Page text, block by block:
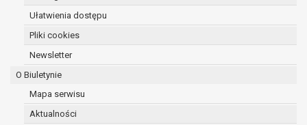
Ułatwienia dostępu
Pliki cookies
Newsletter
O Biuletynie
Mapa serwisu
Aktualności
sprzeciw wobec przetwarzania
prawo do przenoszenia danych na